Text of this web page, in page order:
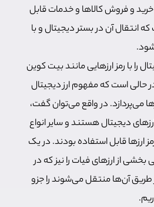
و فروش کالاها و خدمات قابل
انتقال آن در بستر دیجیتال و با
را با رمز ارزهایی مانند بیت کوین
حالی است که مفهوم ارز دیجیتال
می‌پردازد. در واقع می‌توان گفت،
دیجیتال هستند و سایر انواع
ارزها قابل استفاده بودند. در یک
از ارزهای فیات را نیز که در
آن‌ها منتقل می‌شوند را جزو